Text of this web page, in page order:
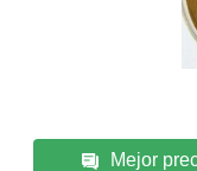
Mejor